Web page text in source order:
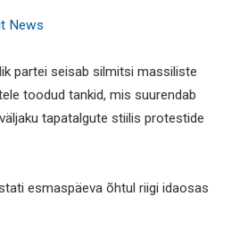
News
partei seisab silmitsi massiliste
toodud tankid, mis suurendab
tapatalgute stiilis protestide
esmaspäeva õhtul riigi idaosas